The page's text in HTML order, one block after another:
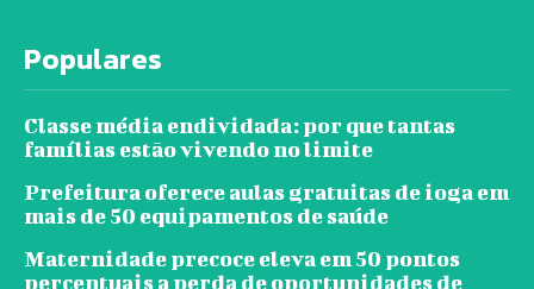
Populares
Classe média endividada: por que tantas
famílias estão vivendo no limite
Prefeitura oferece aulas gratuitas de ioga em
mais de 50 equipamentos de saúde
Maternidade precoce eleva em 50 pontos
percentuais a perda de oportunidades de